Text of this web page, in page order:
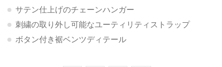
サテン仕上げのチェーンハンガー
刺繍の取り外し可能なユーティリティストラップ
ボタン付き裾ベンツディテール